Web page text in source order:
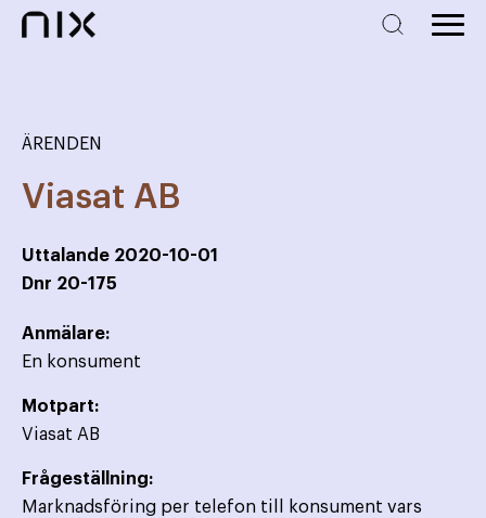
ÄRENDEN
Viasat AB
Uttalande 2020-10-01
Dnr 20-175
Anmälare:
En konsument
Motpart:
Viasat AB
Frågeställning:
Marknadsföring per telefon till konsument vars